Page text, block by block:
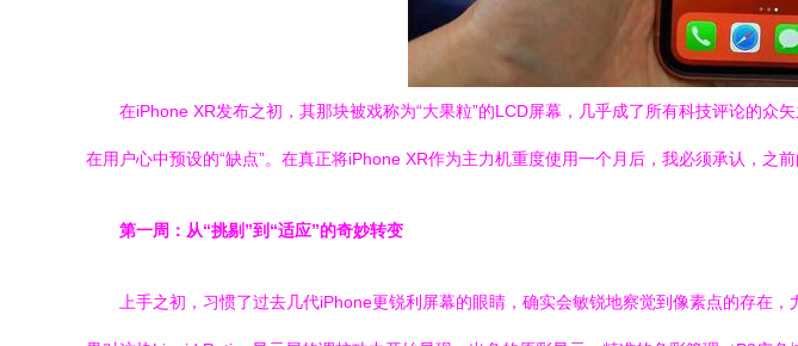
在iPhone XR发布之初，其那块被戏称为“大果粒”的LCD屏幕，几乎成了所有科技评论的
在用户心中预设的“缺点”。在真正将iPhone XR作为主力机重度使用一个月后，我必须承认，之
第一周：从“挑剔”到“适应”的奇妙转变
上手之初，习惯了过去几代iPhone更锐利屏幕的眼睛，确实会敏锐地察觉到像素点的存在